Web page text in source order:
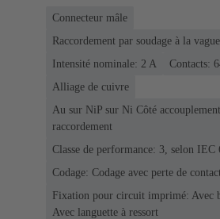
Connecteur mâle
Raccordement par soudage à la vague
Intensité nominale: ‌2 A
Contacts:
Alliage de cuivre
Au sur NiP sur Ni Côté
raccordement
Classe de performance: 3, selon IEC
Codage: Codage avec perte de
Fixation pour circuit imprimé: Avec
Avec languette à ressort